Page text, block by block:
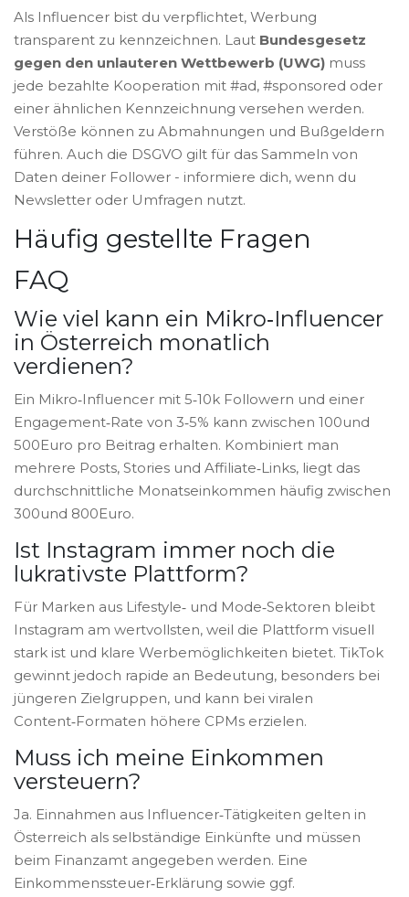
Als Influencer bist du verpflichtet, Werbung
transparent zu kennzeichnen. Laut Bundesgesetz
gegen den unlauteren Wettbewerb (UWG) muss
jede bezahlte Kooperation mit #ad, #sponsored oder
einer ähnlichen Kennzeichnung versehen werden.
Verstöße können zu Abmahnungen und Bußgeldern
führen. Auch die DSGVO gilt für das Sammeln von
Daten deiner Follower - informiere dich, wenn du
Newsletter oder Umfragen nutzt.
Häufig gestellte Fragen
FAQ
Wie viel kann ein Mikro‑Influencer
in Österreich monatlich
verdienen?
Ein Mikro‑Influencer mit 5‑10k Followern und einer
Engagement‑Rate von 3‑5% kann zwischen 100und
500Euro pro Beitrag erhalten. Kombiniert man
mehrere Posts, Stories und Affiliate‑Links, liegt das
durchschnittliche Monatseinkommen häufig zwischen
300und 800Euro.
Ist Instagram immer noch die
lukrativste Plattform?
Für Marken aus Lifestyle‑ und Mode‑Sektoren bleibt
Instagram am wertvollsten, weil die Plattform visuell
stark ist und klare Werbemöglichkeiten bietet. TikTok
gewinnt jedoch rapide an Bedeutung, besonders bei
jüngeren Zielgruppen, und kann bei viralen
Content‑Formaten höhere CPMs erzielen.
Muss ich meine Einkommen
versteuern?
Ja. Einnahmen aus Influencer‑Tätigkeiten gelten in
Österreich als selbständige Einkünfte und müssen
beim Finanzamt angegeben werden. Eine
Einkommenssteuer‑Erklärung sowie ggf.